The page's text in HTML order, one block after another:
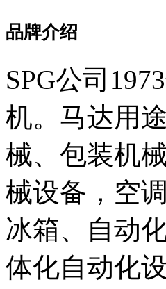
品牌介绍
SPG公司
机。马达用
械、包装机
械设备，空
冰箱、自动
体化自动化